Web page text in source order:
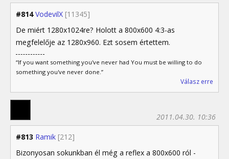
#814 VodevilX [11345]
De miért 1280x1024re? Holott a 800x600 4:3-as
megfelelője az 1280x960. Ezt sosem értettem.
“If you want something you've never had You must be willing to do
something you've never done.”
Válasz erre
#813 Ramik [212]
2011.04.30. 10:36
Bizonyosan sokunkban él még a reflex a 800x600 ról -